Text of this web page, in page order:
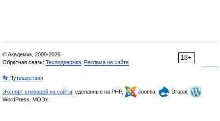
18+
© Академик, 2000-2026
Обратная связь: Техподдержка Реклама на сайте
👣 Путешествия
Экспорт словарей на сайты , сделанные на PHP, Joomla,
Drupal,
WordPress, MODx.